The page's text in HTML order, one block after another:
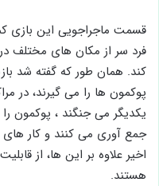
قسمت ماجراجویی این بازی
فرد سر از مکان های مختلف
کند. همان طور که گفته شد
پوکمون ها را می گیرند، در
یکدیگر می جنگند ، پوکمون
جمع آوری می کنند و کار
اخیر علاوه بر این ها، از
هستند.